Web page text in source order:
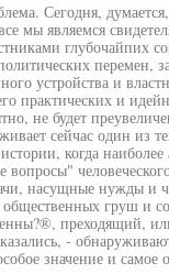
Сегодня,
мы являемся
глубочайпих
перемен,
устройства и
практических и
не будет
сейчас один из
когда
вопросы"
насущные нужды и
груш и
преходящий,
-
значение и самое